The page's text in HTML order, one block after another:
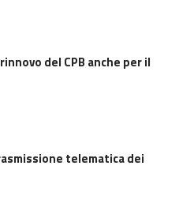
del CPB anche per il
telematica dei